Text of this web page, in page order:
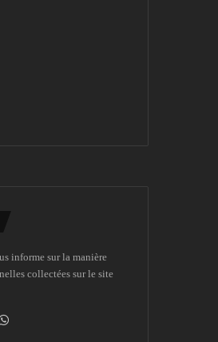
informe sur la manière
collectées sur le site